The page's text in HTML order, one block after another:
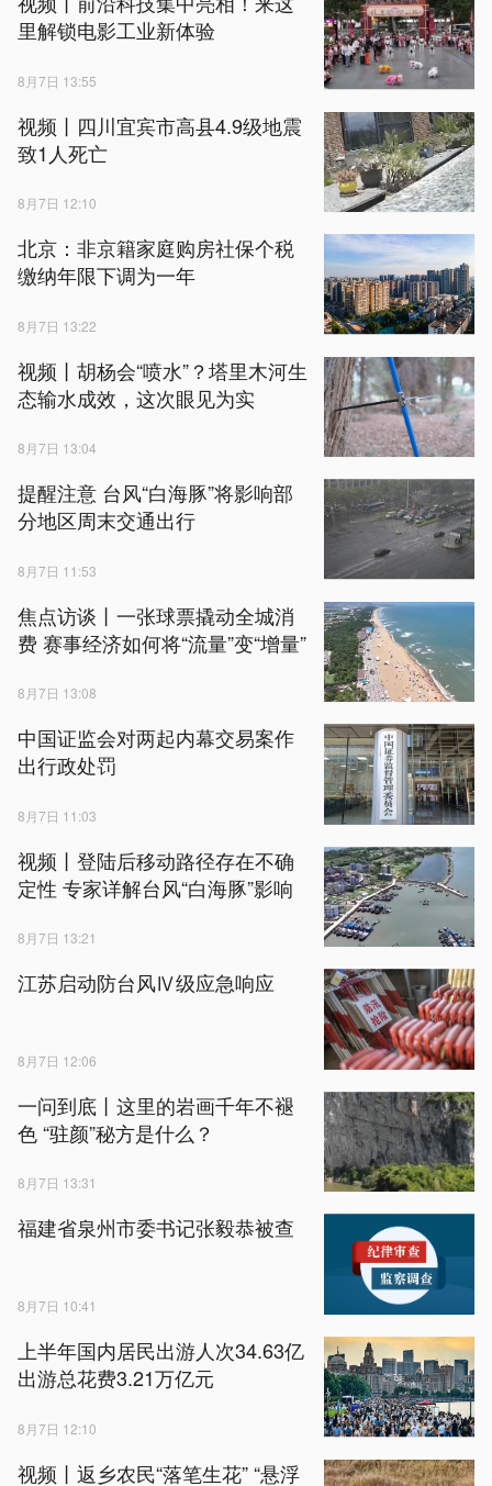
里解锁电影工业新体验
8月7日 13:55
视频丨四川宜宾市高县4.9级地震
致1人死亡
8月7日 12:10
北京：非京籍家庭购房社保个税
缴纳年限下调为一年
8月7日 13:22
视频丨胡杨会“喷水”？塔里木河生
态输水成效，这次眼见为实
8月7日 13:04
提醒注意 台风“白海豚”将影响部
分地区周末交通出行
8月7日 11:53
焦点访谈丨一张球票撬动全城消
费 赛事经济如何将“流量”变“增量”
8月7日 13:08
中国证监会对两起内幕交易案作
出行政处罚
8月7日 11:03
视频丨登陆后移动路径存在不确
定性 专家详解台风“白海豚”影响
8月7日 13:21
江苏启动防台风Ⅳ级应急响应
8月7日 12:06
一问到底丨这里的岩画千年不褪
色 “驻颜”秘方是什么？
8月7日 13:31
福建省泉州市委书记张毅恭被查
8月7日 10:41
上半年国内居民出游人次34.63亿
出游总花费3.21万亿元
8月7日 12:10
视频丨返乡农民“落笔生花” “悬浮